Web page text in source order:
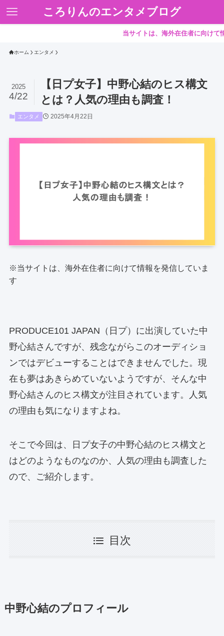
ころりんのエンタメブログ
当サイトは、海外在住者に向けて情報
ホーム エンタメ
【日プ女子】中野心結のヒス構文
とは？人気の理由も調査！
2025
4/22
エンタメ 2025年4月22日
※当サイトは、海外在住者に向けて情報を発信していま
す
PRODUCE101 JAPAN（日プ）に出演していた中
野心結さんですが、残念ながらこのオーディショ
ンではデビューすることはできませんでした。現
在も夢はあきらめていないようですが、そんな中
野心結さんのヒス構文が注目されています。人気
の理由も気になりますよね。
そこで今回は、日プ女子の中野心結のヒス構文と
はどのようなものなのか、人気の理由も調査した
ので、ご紹介します。
目次
中野心結のプロフィール